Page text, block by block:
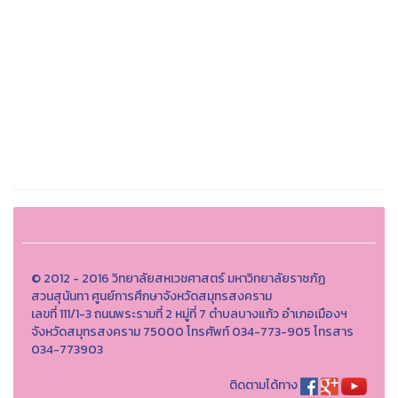
© 2012 - 2016 วิทยาลัยสหเวชศาสตร์ มหาวิทยาลัยราชภัฏ
สวนสุนันทา ศูนย์การศึกษาจังหวัดสมุทรสงคราม
เลขที่ 111/1-3 ถนนพระรามที่ 2 หมู่ที่ 7 ตำบลบางแก้ว อำเภอเมืองฯ
จังหวัดสมุทรสงคราม 75000 โทรศัพท์ 034-773-905 โทรสาร
034-773903
ติดตามได้ทาง